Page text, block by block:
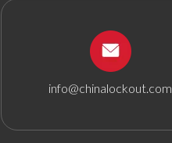
info@chinalockout.com